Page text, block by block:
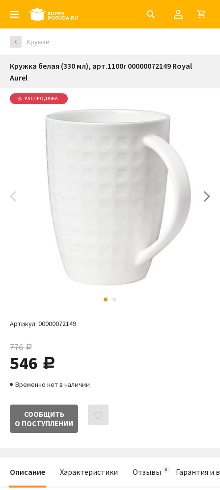
Кружки
Кружка белая (330 мл), арт.1100r 00000072149 Royal
Aurel
РАСПРОДАЖА
Артикул: 00000072149
776руб.
546 руб.
Временно нет в наличии
СООБЩИТЬ
О ПОСТУПЛЕНИИ
Описание Характеристики Отзывы Гарантия и